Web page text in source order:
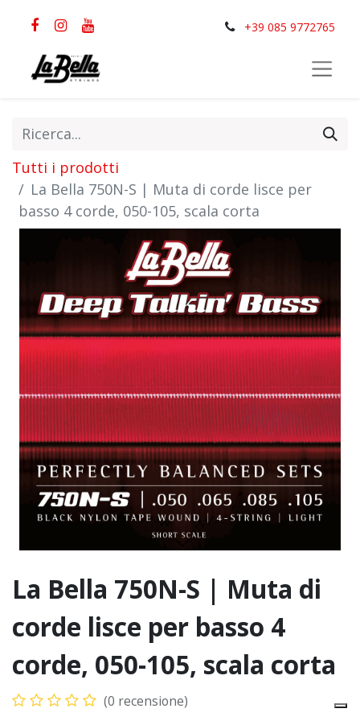
+39 085 9772765
Tutti i prodotti
La Bella 750N-S | Muta di corde lisce per
basso 4 corde, 050-105, scala corta
La Bella 750N-S | Muta di
corde lisce per basso 4
corde, 050-105, scala corta
(0 recensione)